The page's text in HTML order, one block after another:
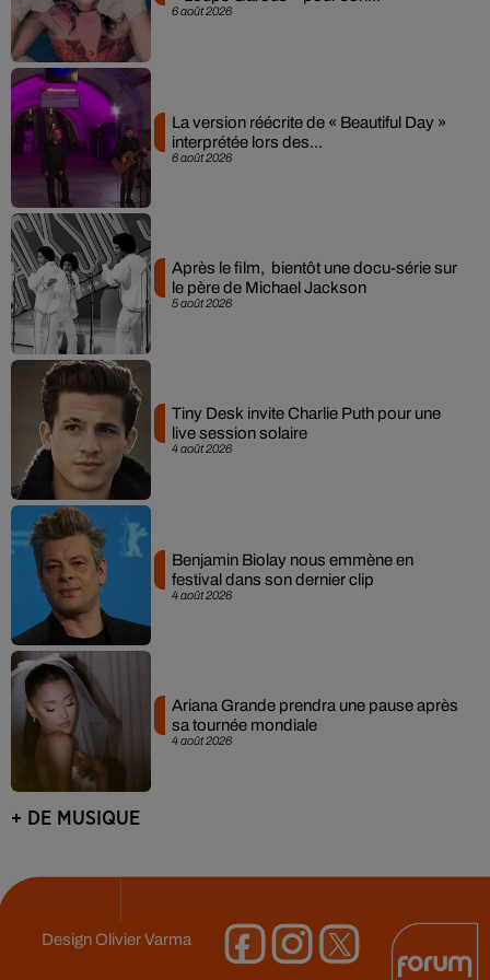
6 août 2026
6 août 2026
La version réécrite de « Beautiful Day »
interprétée lors des...
5 août 2026
Après le film, bientôt une docu-série sur
le père de Michael Jackson
4 août 2026
Tiny Desk invite Charlie Puth pour une
live session solaire
4 août 2026
Benjamin Biolay nous emmène en
festival dans son dernier clip
4 août 2026
Ariana Grande prendra une pause après
sa tournée mondiale
+ DE MUSIQUE
DesignOlivier Varma